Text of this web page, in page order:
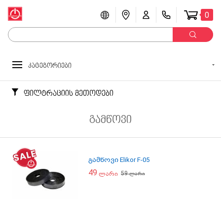
0
კატეგორიები
ფილტრაციის მეთოდები
გამწოვი
გამწოვი Elikor F-05
49 ლარი 59ლარი